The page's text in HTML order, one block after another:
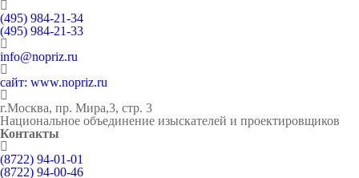
(495) 984-21-34
(495) 984-21-33
info@nopriz.ru
сайт: www.nopriz.ru
г.Москва, пр. Мира,3, стр. 3
Национальное объединение изыскателей и проектировщиков
Контакты
(8722) 94-01-01
(8722) 94-00-46